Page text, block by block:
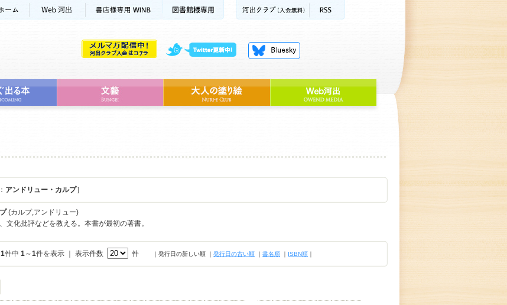
アンドリュー・カルプ]
(カルプ,アンドリュー)
文化批評などを教える。本書が最初の著書。
1件中 1～1件を表示 ｜ 表示件数 件 ｜発行日の新しい順 ｜ 発行日の古い順 ｜ 書名順 ｜ ISBN順 ｜